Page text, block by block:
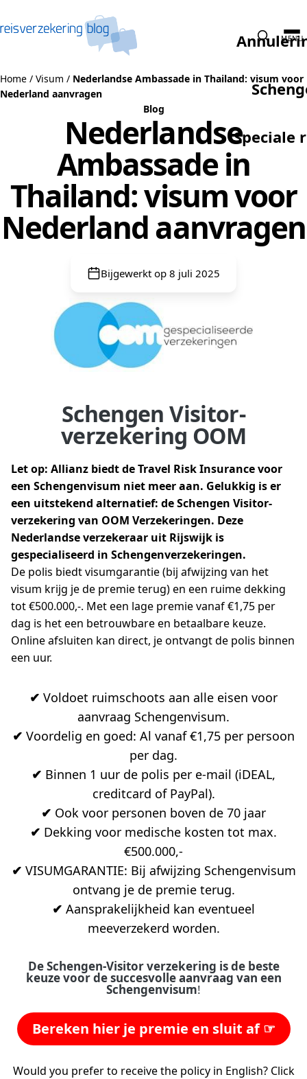
Speciale
MENU
Home / Visum / Nederlandse Ambassade in Thailand: visum voor
Nederland aanvragen
Blog
Nederlandse
Ambassade in
Thailand: visum voor
Nederland aanvragen
Bijgewerkt op 8 juli 2025
Schengen Visitor-
verzekering OOM
Let op: Allianz biedt de Travel Risk Insurance voor
een Schengenvisum niet meer aan. Gelukkig is er
een uitstekend alternatief: de Schengen Visitor-
verzekering van OOM Verzekeringen. Deze
Nederlandse verzekeraar uit Rijswijk is
gespecialiseerd in Schengenverzekeringen.
De polis biedt visumgarantie (bij afwijzing van het
visum krijg je de premie terug) en een ruime dekking
tot €500.000,-. Met een lage premie vanaf €1,75 per
dag is het een betrouwbare en betaalbare keuze.
Online afsluiten kan direct, je ontvangt de polis binnen
een uur.
✔ Voldoet ruimschoots aan alle eisen voor
aanvraag Schengenvisum.
✔ Voordelig en goed: Al vanaf €1,75 per persoon
per dag.
✔ Binnen 1 uur de polis per e-mail (iDEAL,
creditcard of PayPal).
✔ Ook voor personen boven de 70 jaar
✔ Dekking voor medische kosten tot max.
€500.000,-
✔ VISUMGARANTIE: Bij afwijzing Schengenvisum
ontvang je de premie terug.
✔ Aansprakelijkheid kan eventueel
meeverzekerd worden.
De Schengen-Visitor verzekering is de beste
keuze voor de succesvolle aanvraag van een
Schengenvisum!
Bereken hier je premie en sluit af ☞
Would you prefer to receive the policy in English? Click